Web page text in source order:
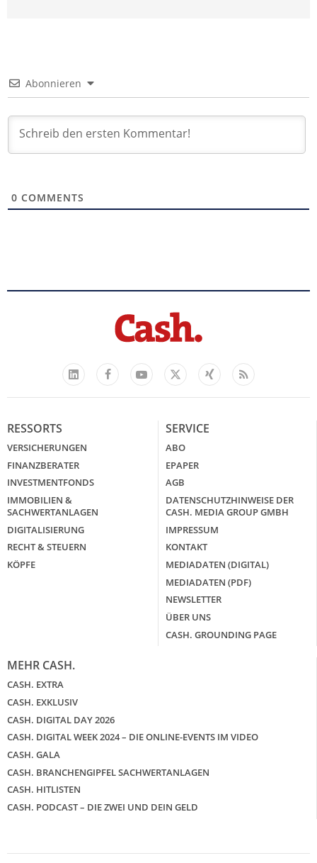
Abonnieren
0 COMMENTS
LinkedIn
FacebookYouTube
X
Xing Feed
RESSORTS
VERSICHERUNGEN
FINANZBERATER
INVESTMENTFONDS
IMMOBILIEN &
SACHWERTANLAGEN
DIGITALISIERUNG
RECHT & STEUERN
KÖPFE
SERVICE
ABO
EPAPER
AGB
DATENSCHUTZHINWEISE DER
CASH. MEDIA GROUP GMBH
IMPRESSUM
KONTAKT
MEDIADATEN (DIGITAL)
MEDIADATEN (PDF)
NEWSLETTER
ÜBER UNS
CASH. GROUNDING PAGE
MEHR CASH.
CASH. EXTRA
CASH. EXKLUSIV
CASH. DIGITAL DAY 2026
CASH. DIGITAL WEEK 2024 – DIE ONLINE-EVENTS IM VIDEO
CASH. GALA
CASH. BRANCHENGIPFEL SACHWERTANLAGEN
CASH. HITLISTEN
CASH. PODCAST – DIE ZWEI UND DEIN GELD